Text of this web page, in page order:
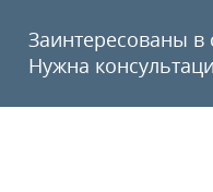
Заинтересованы в
Нужна